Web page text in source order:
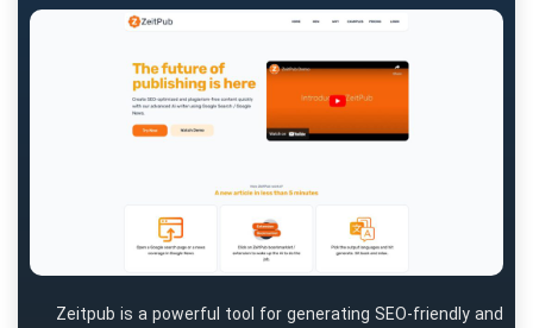
Zeitpub is a powerful tool for generating SEO-friendly and